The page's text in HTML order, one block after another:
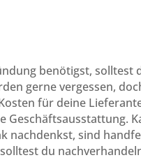
benötigst, solltest
gerne vergessen,
für deine
Geschäftsausstattung.
nachdenkst, sind
du